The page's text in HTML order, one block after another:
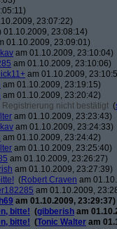
23:07:22)
01.10.2009, 23:08:14)
01.10.2009, 23:09:01)
am 01.10.2009, 23:10:04)
am 01.10.2009, 23:10:06)
am 01.10.2009,
am 01.10.2009, 23:19:15)
am 01.10.2009, 23:20:42)
nicht bestätigt (
am 01.10.2009, 23:23:43)
am 01.10.2009, 23:24:33)
am 01.10.2009, 23:24:42)
am 01.10.2009, 23:25:40)
am 01.10.2009, 23:26:27)
am 01.10.2009, 23:27:39)
(Robert Craven am
am 01.10.2009,
am 01.10.2009, 23:29:37)
bitte! (gibberish am
bitte! (Tonic Walter am